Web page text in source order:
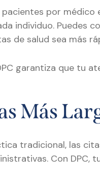
pacientes por médico
individuo. Puedes
de salud sea más
garantiza que tu
Más
tradicional, las
Con DPC,